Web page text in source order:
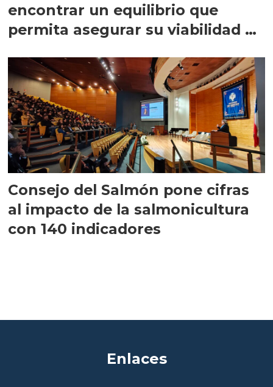
encontrar un equilibrio que
permita asegurar su viabilidad de
Consejo del Salmón pone cifras
al impacto de la salmonicultura
con 140 indicadores
Enlaces